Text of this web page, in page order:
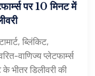
पर 10 मिनट में
ब्लिंकिट,
वाणिज्य प्लेटफार्म्स
भीतर डिलीवरी की